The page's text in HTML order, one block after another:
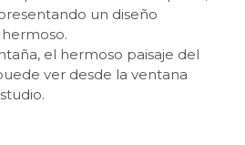
un diseño
el hermoso paisaje del
ver desde la ventana